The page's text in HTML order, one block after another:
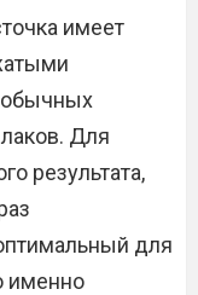
имеет
обычных
Для
результата,
для
именно